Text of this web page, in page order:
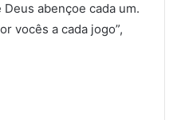
abençoe cada um.
vocês a cada jogo”,